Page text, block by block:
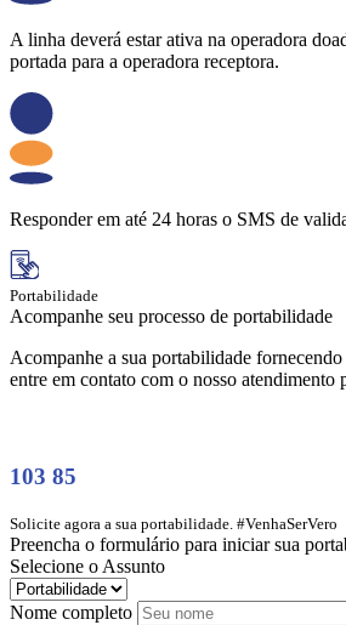
A linha deverá estar ativa na operadora
portada para a operadora receptora.
Responder em até 24 horas o SMS de
Portabilidade
Acompanhe seu processo de portabilidade
Acompanhe a sua portabilidade
entre em contato com o nosso atendimento
103 85
Solicite agora a sua portabilidade. #VenhaSerVero
Preencha o formulário para iniciar sua
Selecione o Assunto
Nome completo